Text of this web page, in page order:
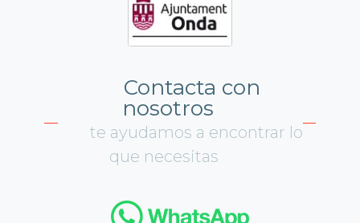
Contacta con
nosotros
te ayudamos a encontrar lo
que necesitas